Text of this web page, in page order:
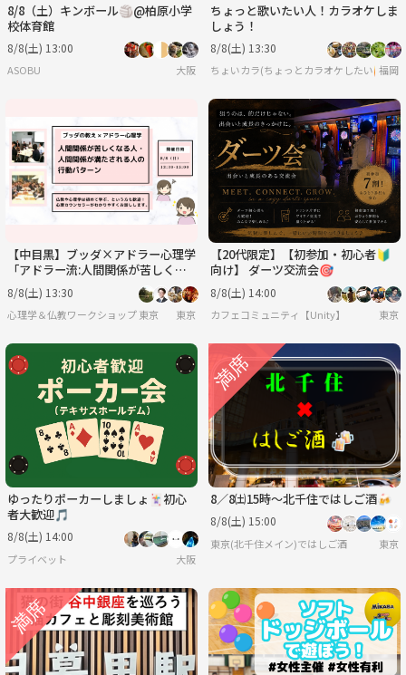
8/8（土）キンボール🏐@柏原小学
校体育館
8/8(土) 13:00
ASOBU 大阪
ちょっと歌いたい人！カラオケしま
しょう！
8/8(土) 13:30
ちょいカラ(ちょっとカラオケしたい🙋)福岡
【中目黒】ブッダ×アドラー心理学
「アドラー流:人間関係が苦しくな
る人・満たされる人の行動パター
ン」ワークショップ-東京
8/8(土) 13:30
心理学＆仏教ワークショップ 東京 東京
【20代限定】【初参加・初心者🔰
向け】 ダーツ交流会🎯
8/8(土) 14:00
カフェコミュニティ【Unity】 東京
ゆったりポーカーしましょ🃏初心
者大歓迎🎵
8/8(土) 14:00
プライベット 大阪
8／8㈯15時〜北千住ではしご酒🍻
8/8(土) 15:00
東京(北千住メイン)ではしご酒 東京